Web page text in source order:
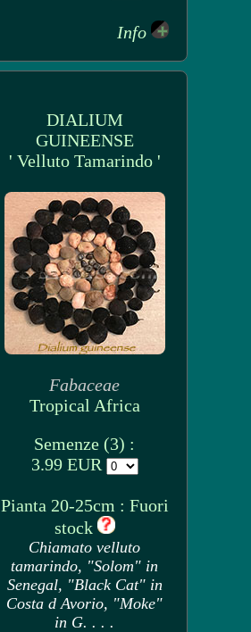
Info
DIALIUM
GUINEENSE
' Velluto Tamarindo '
Fabaceae
Tropical Africa
Semenze (3) :
3.99 EUR
Pianta 20-25cm : Fuori
stock
Chiamato velluto
tamarindo, "Solom" in
Senegal, "Black Cat" in
Costa d Avorio, "Moke"
in G. . . .